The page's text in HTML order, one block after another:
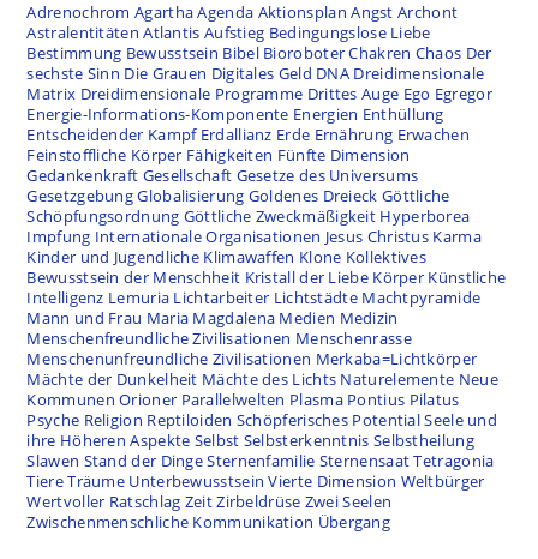
Adrenochrom AgarthaAgenda Aktionsplan Angst Archont
Astralentitäten Atlantis Aufstieg Bedingungslose Liebe
Bestimmung Bewusstsein Bibel BioroboterChakren Chaos Der
sechste Sinn Die Grauen Digitales Geld DNA Dreidimensionale
Matrix Dreidimensionale Programme Drittes Auge Ego Egregor
Energie-Informations-Komponente Energien Enthüllung
Entscheidender Kampf Erdallianz Erde Ernährung Erwachen
Feinstoffliche Körper Fähigkeiten Fünfte Dimension
Gedankenkraft Gesellschaft Gesetze des Universums
GesetzgebungGlobalisierung Goldenes Dreieck Göttliche
Schöpfungsordnung Göttliche Zweckmäßigkeit Hyperborea
Impfung Internationale Organisationen Jesus Christus Karma
Kinder und Jugendliche Klimawaffen Klone Kollektives
Bewusstsein der Menschheit Kristall der Liebe Körper Künstliche
Intelligenz Lemuria Lichtarbeiter Lichtstädte Machtpyramide
Mann und Frau Maria Magdalena Medien Medizin
Menschenfreundliche Zivilisationen Menschenrasse
Menschenunfreundliche Zivilisationen Merkaba=Lichtkörper
Mächte der Dunkelheit Mächte des Lichts Naturelemente Neue
Kommunen Orioner Parallelwelten Plasma Pontius Pilatus
Psyche Religion Reptiloiden Schöpferisches PotentialSeele und
ihre Höheren Aspekte Selbst Selbsterkenntnis Selbstheilung
Slawen Stand der DingeSternenfamilie SternensaatTetragonia
TiereTräume Unterbewusstsein Vierte Dimension Weltbürger
Wertvoller Ratschlag ZeitZirbeldrüse Zwei Seelen
Zwischenmenschliche Kommunikation Übergang